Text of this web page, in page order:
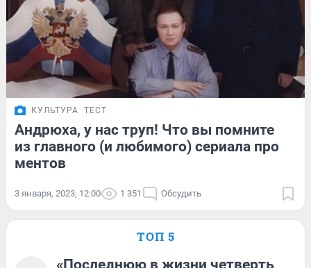
КУЛЬТУРА ТЕСТ
Андрюха, у нас труп! Что вы помните
из главного (и любимого) сериала про
ментов
3 января, 2023, 12:00 1 351 Обсудить
ТОП 5
«Последнюю в жизни четверть